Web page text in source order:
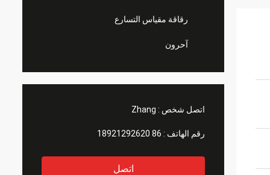
رقاقة مقياس التسارع
آحرون
اتصل شخص : Zhang
رقم الهاتف : 86 18921292620
اتصل